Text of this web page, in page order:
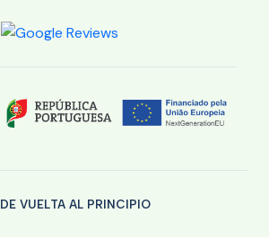
DE VUELTA AL PRINCIPIO